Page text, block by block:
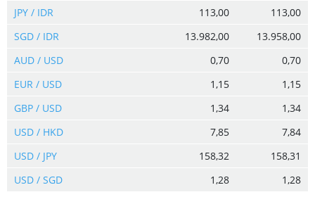
JPY / IDR
113,00
113,00
SGD / IDR
13.982,00
13.958,00
AUD / USD
0,70
0,70
EUR / USD
1,15
1,15
GBP / USD
1,34
1,34
USD / HKD
7,85
7,84
USD / JPY
158,32
158,31
USD / SGD
1,28 1,28